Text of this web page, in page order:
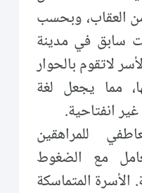
العقاب، وبحسب
سابق في مدينة
من الأسر لاتقوم بالحوار
مما يجعل لغة
انفتاحية.
للمراهقين
مع الضغوط
الأسرة المتماسكة